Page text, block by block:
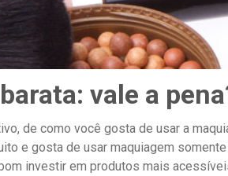
vale a
de como você gosta de usar a
e gosta de usar maquiagem
investir em produtos mais